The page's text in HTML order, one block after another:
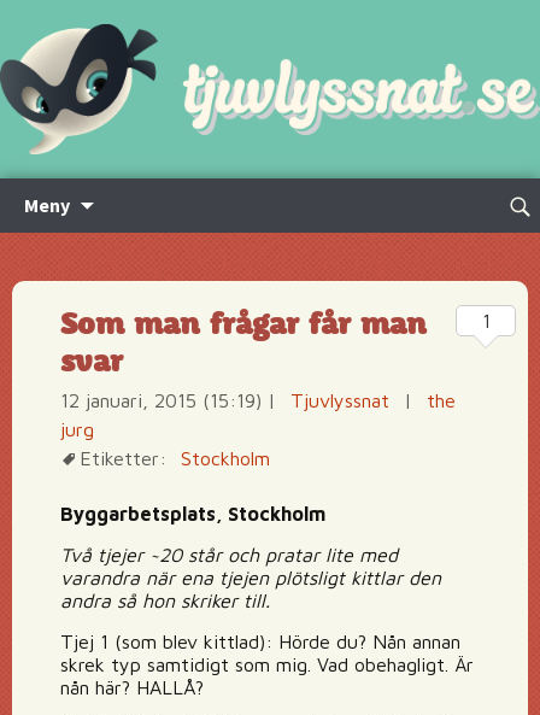
Meny
innehåll
Sök
Som man frågar får man
svar
12 januari, 2015 (15:19) | Tjuvlyssnat |
the
jurg
Etiketter:
Stockholm
Byggarbetsplats, Stockholm
Två tjejer ~20 står och pratar lite med
varandra när ena tjejen plötsligt kittlar den
andra så hon skriker till.
Tjej 1 (som blev kittlad): Hörde du? Nån annan
skrek typ samtidigt som mig. Vad obehagligt. Är
nån här? HALLÅ?
1